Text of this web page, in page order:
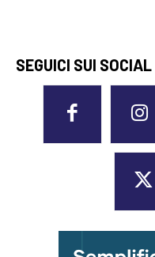
SEGUICI SUI SOCIAL